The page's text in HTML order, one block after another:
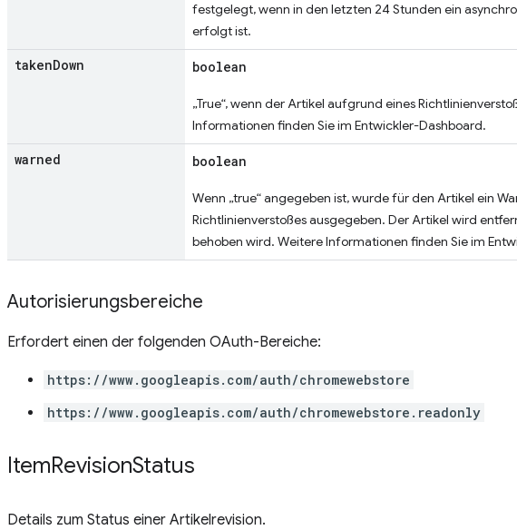
festgelegt, wenn in den letzten 24 Stunden ein
erfolgt ist.
takenDown boolean
„True“, wenn der Artikel aufgrund eines
Informationen finden Sie im Entwickler-Dashboard.
warned boolean
Wenn „true“ angegeben ist, wurde für den Artikel ein
Richtlinienverstoßes ausgegeben. Der Artikel wird
behoben wird. Weitere Informationen finden Sie im
Autorisierungsbereiche
Erfordert einen der folgenden OAuth-Bereiche:
https://www.googleapis.com/auth/chromewebstore
https://www.googleapis.com/auth/chromewebstore.readonly
ItemRevisionStatus
Details zum Status einer Artikelrevision.